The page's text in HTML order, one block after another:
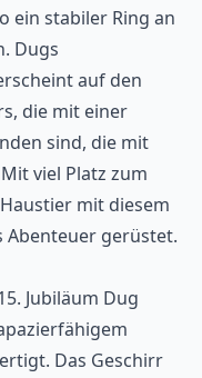
ein stabiler Ring an
Dugs
auf den
die mit einer
sind, die mit
viel Platz zum
mit diesem
Abenteuer gerüstet.
Jubiläum Dug
Das Geschirr